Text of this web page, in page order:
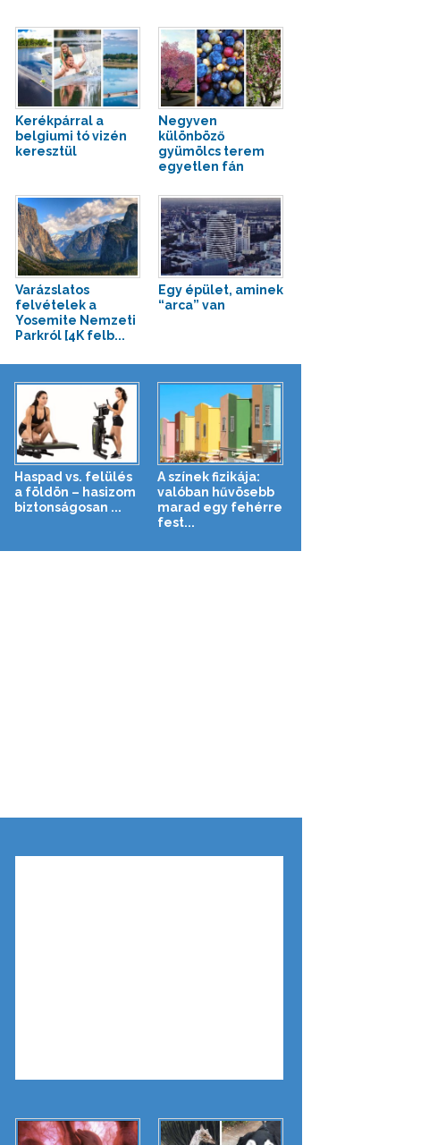
Kerékpárral a
belgiumi tó vizén
keresztül
Negyven
különböző
gyümölcs terem
egyetlen fán
Varázslatos
felvételek a
Yosemite Nemzeti
Parkról [4K felb...
Egy épület, aminek
“arca” van
Haspad vs. felülés
a földön – hasizom
biztonságosan ...
A színek fizikája:
valóban hűvösebb
marad egy fehérre
fest...